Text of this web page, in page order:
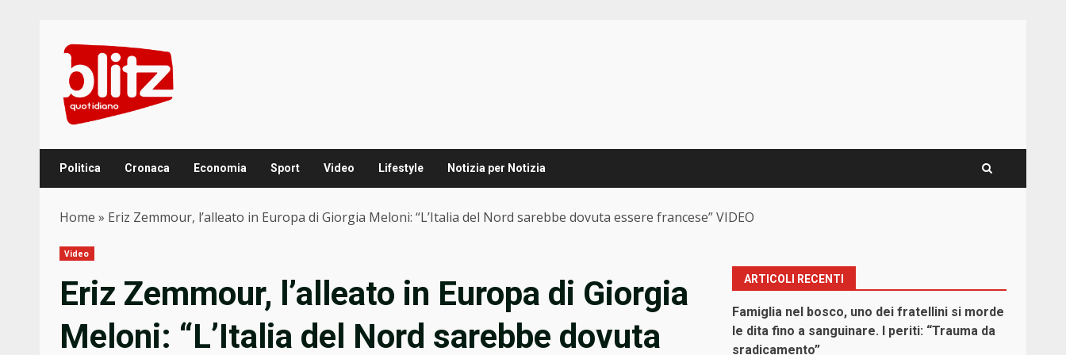
content
Politica Cronaca Economia Sport Video Lifestyle Notizia per Notizia
Home » Eriz Zemmour, l’alleato in Europa di Giorgia Meloni: “L’Italia del Nord sarebbe dovuta essere francese” VIDEO
Video
Eriz Zemmour, l’alleato in Europa di Giorgia
Meloni: “L’Italia del Nord sarebbe dovuta
ARTICOLI RECENTI
Famiglia nel bosco, uno dei fratellini si morde
le dita fino a sanguinare. I periti: “Trauma da
sradicamento”